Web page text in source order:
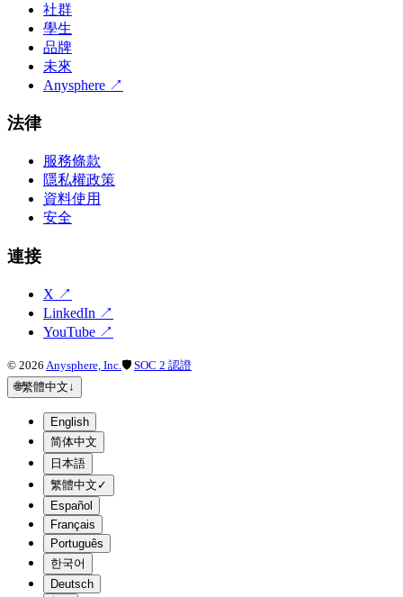
社群
學生
品牌
未來
Anysphere ↗
法律
服務條款
隱私權政策
資料使用
安全
連接
X ↗
LinkedIn ↗
YouTube ↗
© 2026 Anysphere, Inc. 🛡 SOC 2 認證
🌐繁體中文↓
English
简体中文
日本語
繁體中文 ✓
Español
Français
Português
한국어
Deutsch